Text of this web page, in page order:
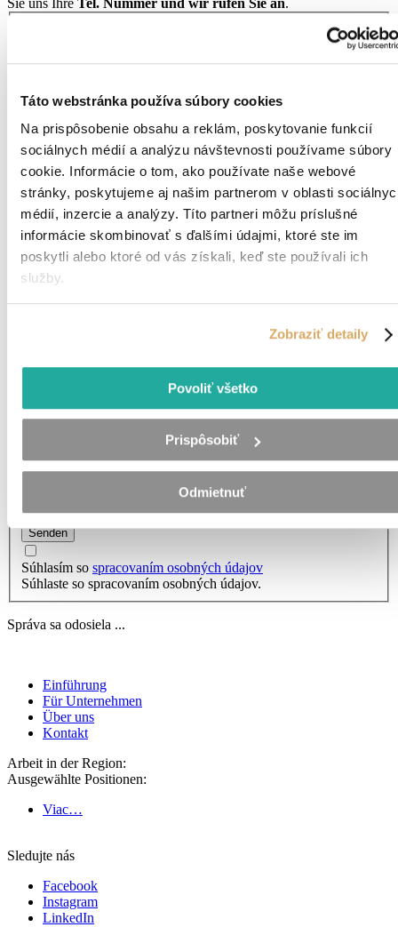
Táto webstránka používa súbory cookies
Na prispôsobenie obsahu a reklám, poskytovanie funkcií
sociálnych médií a analýzu návštevnosti používame súbory
cookie. Informácie o tom, ako používate naše webové
stránky, poskytujeme aj našim partnerom v oblasti
médií, inzercie a analýzy. Títo partneri môžu príslušné
informácie skombinovať s ďalšími údajmi, ktoré ste im
poskytli alebo ktoré od vás získali, keď ste používali ich
služby.
Zobraziť detaily
Povoliť všetko
Prispôsobiť
Odmietnuť
Sende meine Nummer
Správa sa odosiela ...
sk
en
de
UA
Einführung
Für Unternehmen
Blog
Über uns
Kontakt
Aktuelle Stellenangebote direkt in Ihr E-Mail-Postfach
Geben sie ihre E-Mailadresse ein.
Senden
Súhlasím so spracovaním osobných údajov
Súhlaste so spracovaním osobných údajov.
Správa sa odosiela ...
Einführung
Für Unternehmen
Über uns
Kontakt
Arbeit in der Region:
Ausgewählte Positionen:
Viac…
Sledujte nás
Facebook
Instagram
LinkedIn